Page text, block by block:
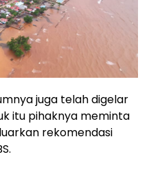
juga telah digelar
itu pihaknya meminta
rekomendasi